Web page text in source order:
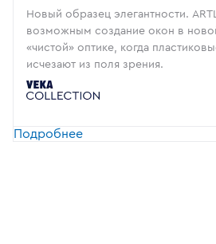
Новый образец элегантности.
возможным создание окон в
«чистой» оптике, когда
исчезают из поля зрения.
Подробнее